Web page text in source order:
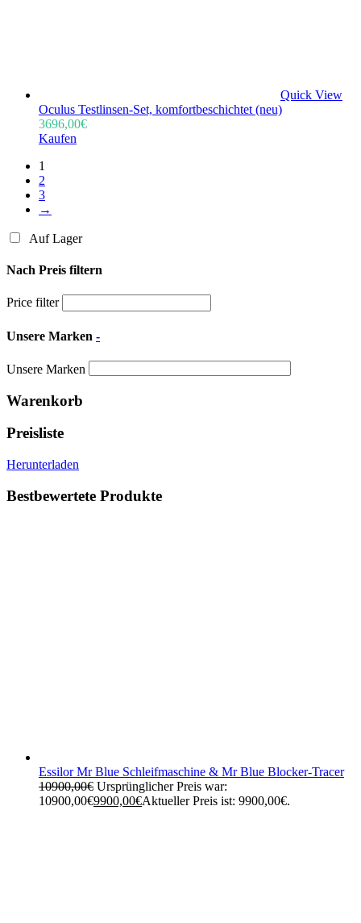
Quick View
Oculus Testlinsen-Set, komfortbeschichtet (neu)
3696,00€
Kaufen
1
2
3
→
Auf Lager
Nach Preis filtern
Price filter
Unsere Marken -
Unsere Marken
Warenkorb
Preisliste
Herunterladen
Bestbewertete Produkte
Essilor Mr Blue Schleifmaschine & Mr Blue Blocker-Tracer
10900,00€ Ursprünglicher Preis war:
10900,00€9900,00€Aktueller Preis ist: 9900,00€.